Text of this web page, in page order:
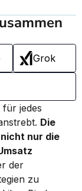
Grok
jedes
nur die
der
zu